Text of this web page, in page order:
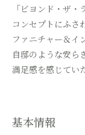
「ビヨンド・ザ
コンセプトにふさ
ファニチャー＆イ
自邸のような安ら
満足感を感じてい
基本情報